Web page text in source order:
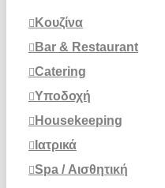
Κουζίνα
Bar & Restaurant
Catering
Υποδοχή
Housekeeping
Ιατρικά
Spa / Αισθητική